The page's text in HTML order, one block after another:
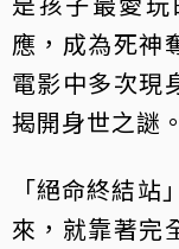
應，成為死神
電影中多次現
揭開身世之謎。
「絕命終結
來，就靠著完